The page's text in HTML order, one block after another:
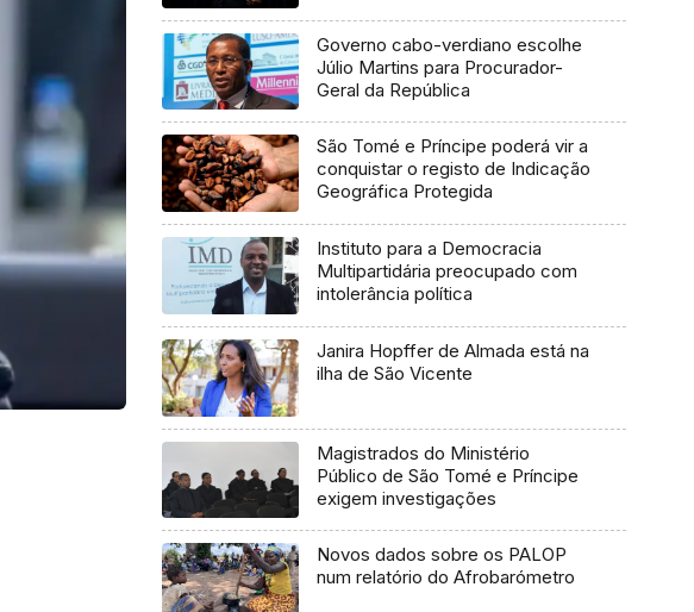
Governo cabo-verdiano escolhe
Júlio Martins para Procurador-
Geral da República
São Tomé e Príncipe poderá vir a
conquistar o registo de Indicação
Geográfica Protegida
Instituto para a Democracia
Multipartidária preocupado com
intolerância política
Janira Hopffer de Almada está na
ilha de São Vicente
Magistrados do Ministério
Público de São Tomé e Príncipe
exigem investigações
Novos dados sobre os PALOP
num relatório do Afrobarómetro